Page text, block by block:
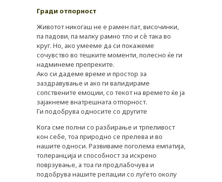
Гради отпорност
Животот никогаш не е рамен пат, височинки,
па падови, па малку рамно тло и сè така во
круг. Но, ако умееме да си покажеме
сочувство во тешките моменти, полесно ќе ги
надминеме препреките.
Ако си дадеме време и простор за
заздравување и ако ги валидираме
сопствените емоции, со текот на времето ќе ја
зајакнеме внатрешната отпорност.
Ги подобрува односите со другите
Кога сме полни со разбирање и трпеливост
кон себе, тоа природно се прелева и во
нашите односи. Развиваме поголема емпатија,
толеранција и способност за искрено
поврзување, а тоа ги продлабочува и
подобрува нашите релации со луѓето околу